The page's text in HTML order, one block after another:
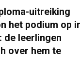
uitreiking
het podium op
de leerlingen
over hem te